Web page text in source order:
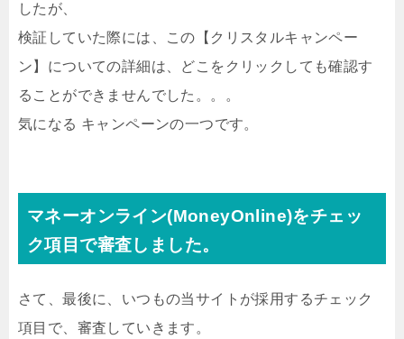
したが、
検証していた際には、この【クリスタルキャンペー
ン】についての詳細は、どこをクリックしても確認す
ることができませんでした。。。
気になる キャンペーンの一つです。
マネーオンライン(MoneyOnline)をチェッ
ク項目で審査しました。
さて、最後に、いつもの当サイトが採用するチェック
項目で、審査していきます。